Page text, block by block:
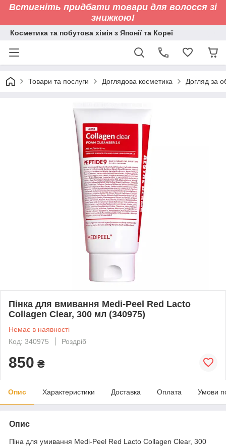
Встигніть придбати товари для волосся зі
знижкою!
Косметика та побутова хімія з Японії та Кореї
Товари та послуги Доглядова косметика Догляд за
Пінка для вмивання Medi-Peel Red Lacto
Collagen Clear, 300 мл (340975)
Немає в наявності
Код: 340975
Роздріб
850 ₴
Опис Характеристики Доставка Оплата Умови
Опис
Піна для умивання Medi-Peel Red Lacto Collagen Clear, 300